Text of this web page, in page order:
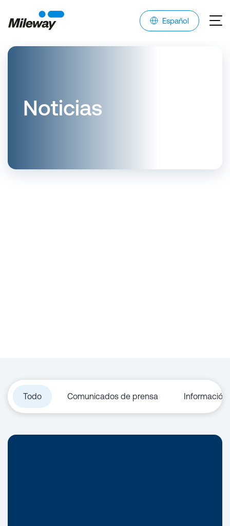
Español
Noticias
Todo Comunicados de prensa Información